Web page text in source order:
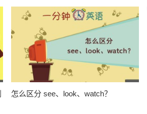
怎么区分 see、look、watch？